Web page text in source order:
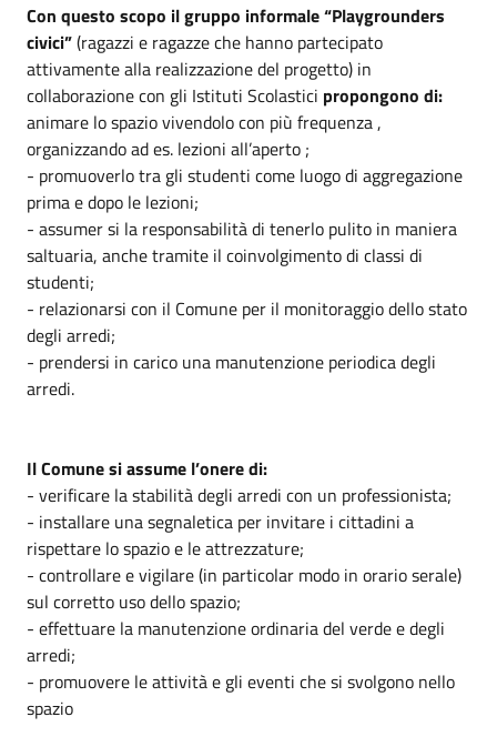
Con questo scopo il gruppo informale “Playgrounders
civici”(ragazzi e ragazze che hanno partecipato
attivamente alla realizzazione del progetto) in
collaborazione con gli Istituti Scolastici propongono di:
animare lo spazio vivendolo con più frequenza ,
organizzando ad es. lezioni all’aperto ;
- promuoverlo tra gli studenti come luogo di aggregazione
prima e dopo le lezioni;
- assumer si la responsabilità di tenerlo pulito in maniera
saltuaria, anche tramite il coinvolgimento di classi di
studenti;
- relazionarsi con il Comune per il monitoraggio dello stato
degli arredi;
- prendersi in carico una manutenzione periodica degli
arredi.
Il Comune si assume l’onere di:
- verificare la stabilità degli arredi con un professionista;
- installare una segnaletica per invitare i cittadini a
rispettare lo spazio e le attrezzature;
- controllare e vigilare (in particolar modo in orario serale)
sul corretto uso dello spazio;
- effettuare la manutenzione ordinaria del verde e degli
arredi;
- promuovere le attività e gli eventi che si svolgono nello
spazio